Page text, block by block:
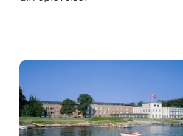
Nyborg Strand